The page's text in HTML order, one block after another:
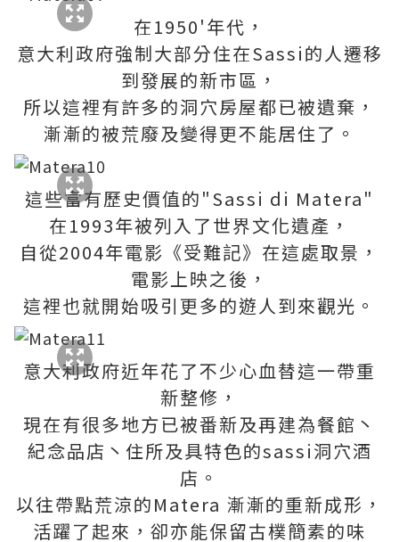
在1950'年代，
意大利政府強制大部分住在Sas​​si的人遷移
到發展的新市區，
所以這裡有許多的洞穴房屋都已被遺棄，
漸漸的被荒廢及變得更不能居住了。
這些富有歷史價值的"Sassi di Matera"
在1993年被列入了世界文化遺產，
自從2004年電影《受難記》在這處取景，
電影上映之後，
這裡也就開始吸引更多的遊人到來觀光。
意大利政府近年花了不少心血替這一帶重
新整修，
現在有很多地方已被番新及再建為餐館丶
紀念品店丶住所及具特色的sassi洞穴酒
店。
以往帶點荒涼的Matera 漸漸的重新成形，
活躍了起來，卻亦能保留古樸簡素的味